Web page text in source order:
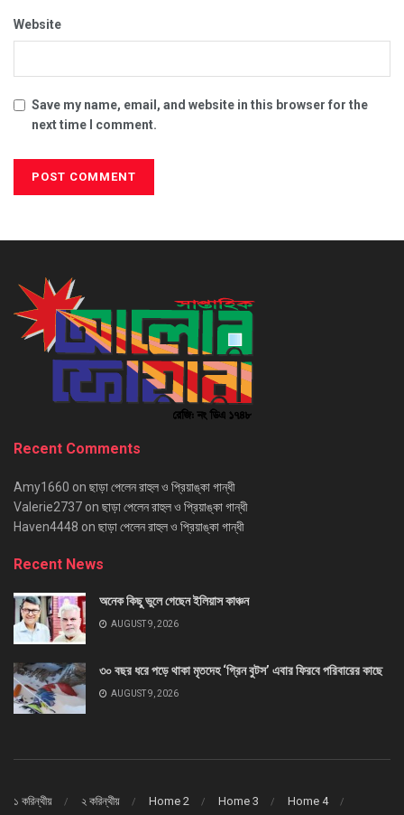
Website
Save my name, email, and website in this browser for the
next time I comment.
Recent Comments
Amy1660 on ছাড়া পেলেন রাহুল ও প্রিয়াঙ্কা গান্ধী
Valerie2737 on ছাড়া পেলেন রাহুল ও প্রিয়াঙ্কা গান্ধী
Haven4448 on ছাড়া পেলেন রাহুল ও প্রিয়াঙ্কা গান্ধী
Recent News
অনেক কিছু ভুলে গেছেন ইলিয়াস কাঞ্চন
AUGUST 9, 2026
৩০ বছর ধরে পড়ে থাকা মৃতদেহ ‘গ্রিন বুটস’ এবার ফিরবে পরিবারের কাছে
AUGUST 9, 2026
১ করিন্থীয় ২ করিন্থীয় Home 2 Home 3
Home 4